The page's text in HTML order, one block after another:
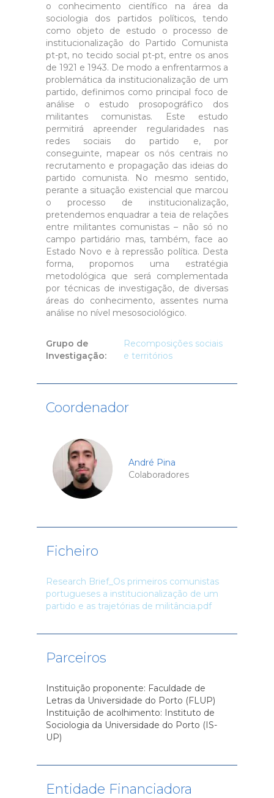
o conhecimento científico na área da
sociologia dos partidos políticos, tendo
como objeto de estudo o processo de
institucionalização do Partido Comunista
pt-pt, no tecido social pt-pt, entre os anos
de 1921 e 1943. De modo a enfrentarmos a
problemática da institucionalização de um
partido, definimos como principal foco de
análise o estudo prosopográfico dos
militantes comunistas. Este estudo
permitirá apreender regularidades nas
redes sociais do partido e, por
conseguinte, mapear os nós centrais no
recrutamento e propagação das ideias do
partido comunista. No mesmo sentido,
perante a situação existencial que marcou
o processo de institucionalização,
pretendemos enquadrar a teia de relações
entre militantes comunistas – não só no
campo partidário mas, também, face ao
Estado Novo e à repressão política. Desta
forma, propomos uma estratégia
metodológica que será complementada
por técnicas de investigação, de diversas
áreas do conhecimento, assentes numa
análise no nível mesosociológico.
Grupo de
Investigação:
Recomposições sociais
e territórios
Coordenador
André Pina
Colaboradores
Ficheiro
Research Brief_Os primeiros comunistas
portugueses a institucionalização de um
partido e as trajetórias de militância.pdf
Parceiros
Instituição proponente: Faculdade de
Letras da Universidade do Porto (FLUP)
Instituição de acolhimento: Instituto de
Sociologia da Universidade do Porto (IS-
UP)
Entidade Financiadora